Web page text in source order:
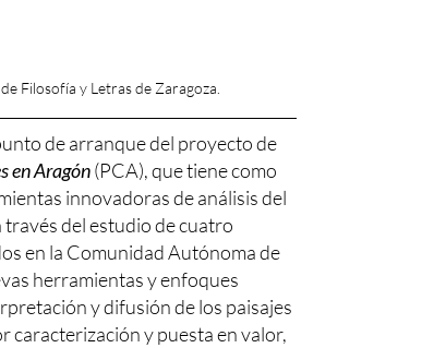
Filosofía y Letras de Zaragoza.
de arranque del proyecto de
en Aragón(PCA), que tiene como
innovadoras de análisis del
del estudio de cuatro
en la Comunidad Autónoma de
herramientas y enfoques
y difusión de los paisajes
caracterización y puesta en valor,